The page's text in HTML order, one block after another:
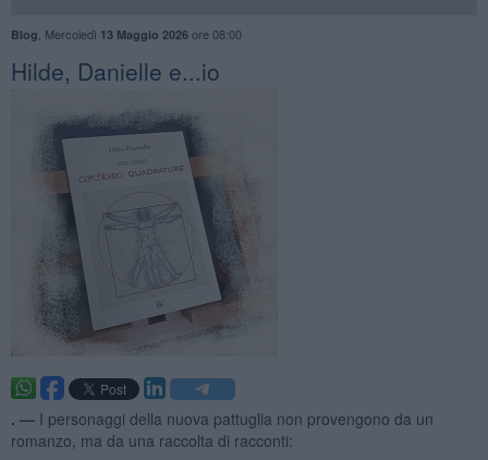
Blog Mercoledì 13 Maggio 2026ore 08:00
Hilde, Danielle e...io
. — I personaggi della nuova pattuglia non provengono da un
romanzo, ma da una raccolta di racconti: